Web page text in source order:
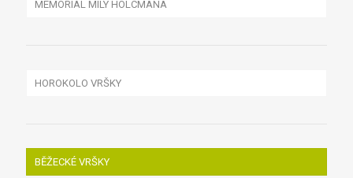
MEMORIÁL MÍLY HOLCMANA
X-DUATLON PÁLENKA 2022
HOROKOLO VRŠKY
PROPOZICE
CELKOVÉ VÝSLEDKY
BĚŽECKÉ VRŠKY